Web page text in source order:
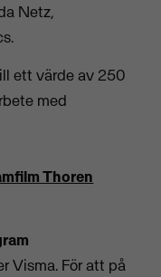
Netz,
ett värde av 250
med
Thoren
Visma. För att på